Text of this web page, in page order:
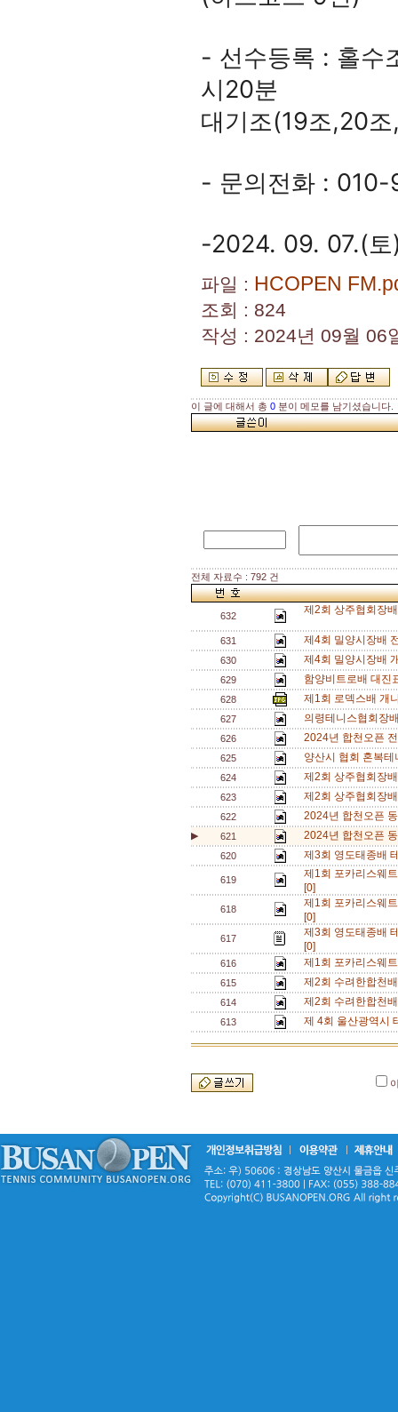
- 선수등록 : 홀수
시20분
대기조(19조,20
- 문의전화 :
-2024. 09. 07.(토
파일 : HCOPEN
조회 : 824
작성 : 2024년 09월 06
이 글에 대해서 총 0 분이 메모를 남기셨습니다.
전체 자료수 : 792 건
632 제2회 상주협회장
631 제4회 밀양시장배
630 제4회 밀양시장배
629 함양비트로배 대
628 제1회 로덱스배 개
627 의령테니스협회장
626 2024년 합천오픈
625 양산시 협회 혼복
624 제2회 상주협회장
623 제2회 상주협회장
622 2024년 합천오픈
▶ 621 2024년 합천오픈
620 제3회 영도태종배
619
제1회 포카리스웨
[0]
618
제1회 포카리스웨
[0]
617
제3회 영도태종배
[0]
616 제1회 포카리스웨
615 제2회 수려한합천
614 제2회 수려한합천
613 제 4회 울산광역시